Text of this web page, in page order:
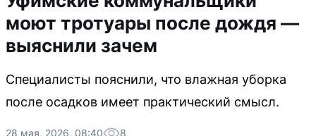
моют тротуары после дождя —
выяснили зачем
Специалисты пояснили, что влажная уборка
после осадков имеет практический смысл.
28 мая, 2026, 08:40 8